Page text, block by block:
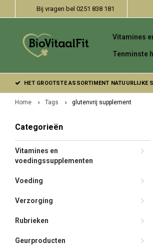
Bij vragen bel 0251 838 181
Vitamines
Tenminste
HET GROOTSTE ASSORTIMENT NATUURLIJKE
Home Tags glutenvrij supplement
Categorieën
Vitamines en
voedingssupplementen
Voeding
Verzorging
Rubrieken
Geurproducten